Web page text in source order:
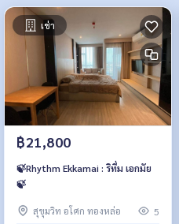
เช่า
฿21,800
🍃Rhythm Ekkamai : ริทึ่ม เอกมัย
🍃
สุขุมวิท อโศก ทองหล่อ 5